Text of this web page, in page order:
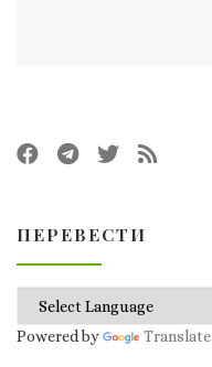
ПЕРЕВЕСТИ
Powered by Translate